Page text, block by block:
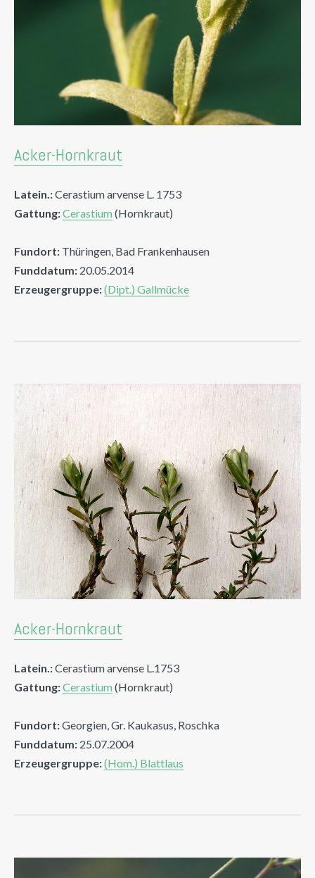
Acker-Hornkraut
Latein.:Cerastium arvense L. 1753
Gattung:Cerastium (Hornkraut)
Fundort: Thüringen, Bad Frankenhausen
Funddatum: 20.05.2014
Erzeugergruppe:(Dipt.) Gallmücke
Acker-Hornkraut
Latein.:Cerastium arvense L.1753
Gattung:Cerastium (Hornkraut)
Fundort:Georgien, Gr. Kaukasus, Roschka
Funddatum: 25.07.2004
Erzeugergruppe:(Hom.) Blattlaus